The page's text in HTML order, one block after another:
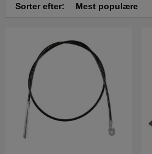
Sorter efter: Mest populære